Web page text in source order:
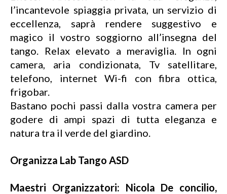
l’incantevole spiaggia privata, un servizio di
eccellenza, saprà rendere suggestivo e
magico il vostro soggiorno all’insegna del
tango. Relax elevato a meraviglia. In ogni
camera, aria condizionata, Tv satellitare,
telefono, internet Wi-fi con fibra ottica,
frigobar.
Bastano pochi passi dalla vostra camera per
godere di ampi spazi di tutta eleganza e
natura tra il verde del giardino.
Organizza Lab Tango ASD
Maestri Organizzatori: Nicola De concilio,